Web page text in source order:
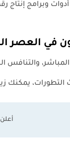
وبرامج إنتاج
في العصر
المباشر،
التطورات، يمكنك